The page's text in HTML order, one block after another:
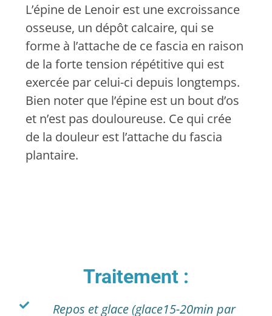
L’épine de Lenoir est une excroissance
osseuse, un dépôt calcaire, qui se
forme à l’attache de ce fascia en raison
de la forte tension répétitive qui est
exercée par celui-ci depuis longtemps.
Bien noter que l’épine est un bout d’os
et n’est pas douloureuse. Ce qui crée
de la douleur est l’attache du fascia
plantaire.
Traitement :
Repos et glace (glace15-20min par